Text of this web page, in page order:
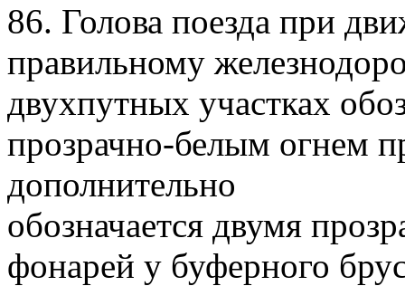
86. Голова поезда при
правильному
двухпутных участках
прозрачно-белым огнем
дополнительно
обозначается двумя
фонарей у буферного